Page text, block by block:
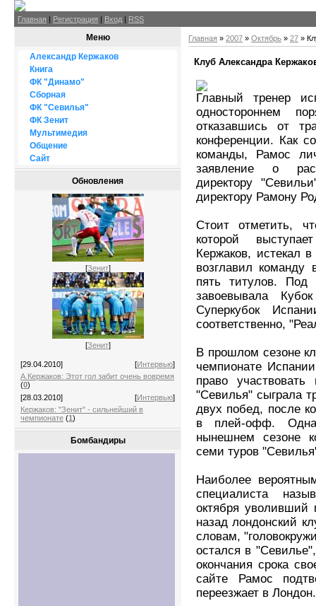
Главная | Регистрация | Вход | RSS
Меню
Александр Кержаков
Книга
ФК "Динамо"
Сборная
ФК "Севилья"
ФК Зенит
Мультимедия
Общение
Сайт
Обновления
[Зенит]
[Зенит]
[29.04.2010] [Интервью]
А.Кержаков: Этот гол забит очень вовремя
(0)
[28.03.2010]
[Интервью]
Кержаков: "Зенит" - сильнейший в
чемпионате (1)
Бомбандиры
Главная » 2007 » Октябрь » 27 »
Клуб Александра
Главный тренер
одностороннем
отказавшись от
конференции. Как
команды, Рамос
заявление о
директору
директору Рамону
Стоит отметить,
которой
Кержаков, истекал
возглавил
пять титулов. Под
завоевывала
Суперкубок
соответственно,
В прошлом сезоне
чемпионате
право
"Севилья" сыграла
двух побед, после
в плей-офф.
нынешнем сезоне
семи туров
Наиболее
специалиста
октября
назад лондонский
словам,
остался в
окончания срока
сайте Рамос
переезжает в Лондон.